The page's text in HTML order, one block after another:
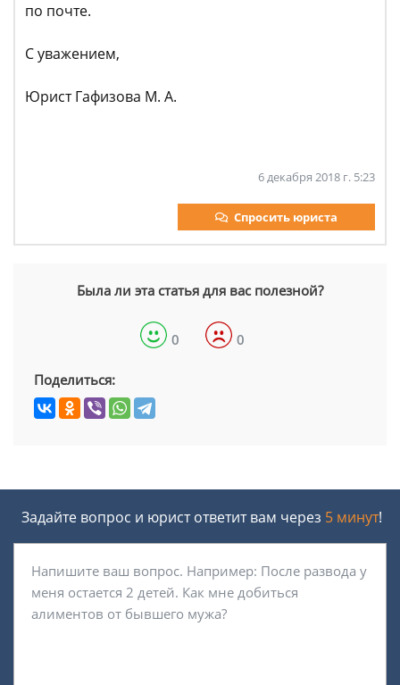
по почте.
С уважением,
Юрист Гафизова М. А.
6 декабря 2018 г. 5:23
Спросить юриста
Была ли эта статья для вас полезной?
0 0
Поделиться:
Задайте вопрос и юрист ответит вам через 5 минут!